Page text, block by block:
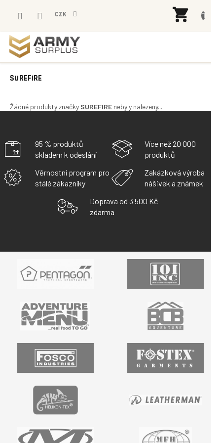
CZK
SUREFIRE
Žádné produkty značky SUREFIRE nebyly nalezeny...
95 % produktů
skladem k odeslání
Více než 20 000
produktů
Věrnostní program pro
stálé zákazníky
Zakázková výroba
nášivek a známek
Doprava od 3 500 Kč
zdarma